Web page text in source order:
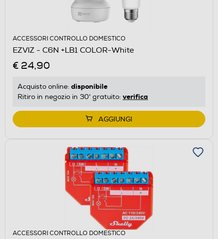
ACCESSORI CONTROLLO DOMESTICO
EZVIZ - C6N +LB1 COLOR-White
€ 24,90
Acquisto online: disponibile
Ritiro in negozio in 30' gratuito: verifica
AGGIUNGI
ACCESSORI CONTROLLO DOMESTICO